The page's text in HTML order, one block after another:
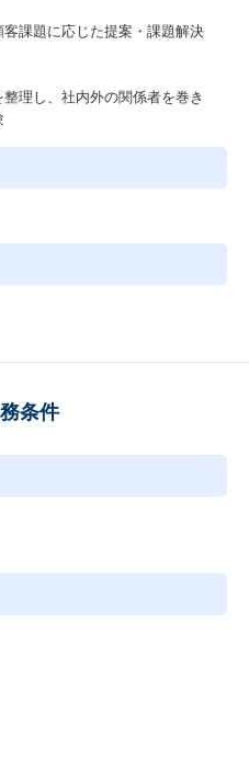
課題に応じた提案・課題解決
理し、社内外の関係者を巻き
条件